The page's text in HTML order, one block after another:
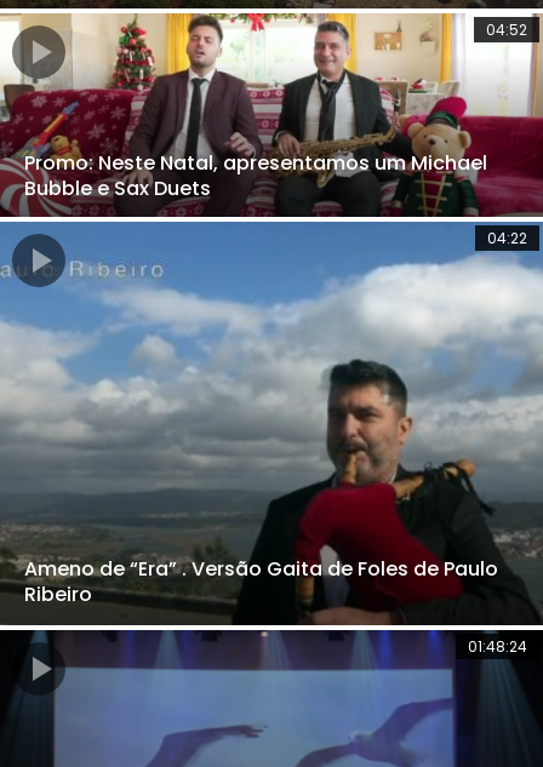
04:52
Promo: Neste Natal, apresentamos um Michael
Bubble e Sax Duets
04:22
Ameno de “Era” . Versão Gaita de Foles de Paulo
Ribeiro
01:48:24